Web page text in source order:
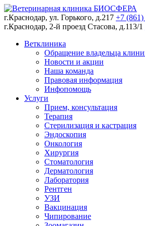
г.Краснодар, ул. Горького, д.217 +7
г.Краснодар, 2-й проезд Стасова, д.113/1
Ветклиника
Обращение владельца
Новости и акции
Наша команда
Правовая информация
Инфопомощь
Услуги
Прием, консультация
Терапия
Стерилизация и кастрация
Эндоскопия
Онкология
Хирургия
Стоматология
Дерматология
Лаборатория
Рентген
УЗИ
Вакцинация
Чипирование